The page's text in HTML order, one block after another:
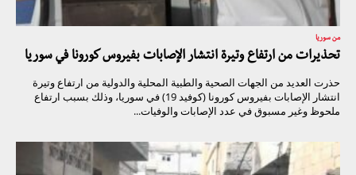
من سوريا
تحذيرات من ارتفاع وتيرة انتشار الإصابات بفيروس كورونا في سوريا
حذرت العديد من الجهات الصحية والطبية المحلية والدولية من ارتفاع وتيرة
انتشار الإصابات بفيروس كورونا (كوفيد 19) في سوريا، وذلك بسبب ارتفاع
ملحوظ وغير مسبوق في عدد الإصابات والوفيات...